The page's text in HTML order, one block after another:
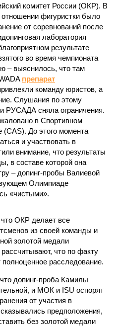
комитет России (ОКР). В
отношении фигуристки было
от соревнований после
лаборатория
результате
во время чемпионата
– выяснилось, что там
препарат
команду юристов, а
Слушания по этому
РУСАДА сняла ограничения.
в Спортивном
(CAS). До этого момента
и участвовать в
внимание, что результаты
в составе которой она
– допинг-пробы Валиевой
Олимпиаде
«чистыми».
что ОКР делает все
из своей команды и
золотой медали
что по факту
полноценное расследование.
допинг-проба Камилы
и МОК и ISU оспорят
от участия в
предположения,
без золотой медали